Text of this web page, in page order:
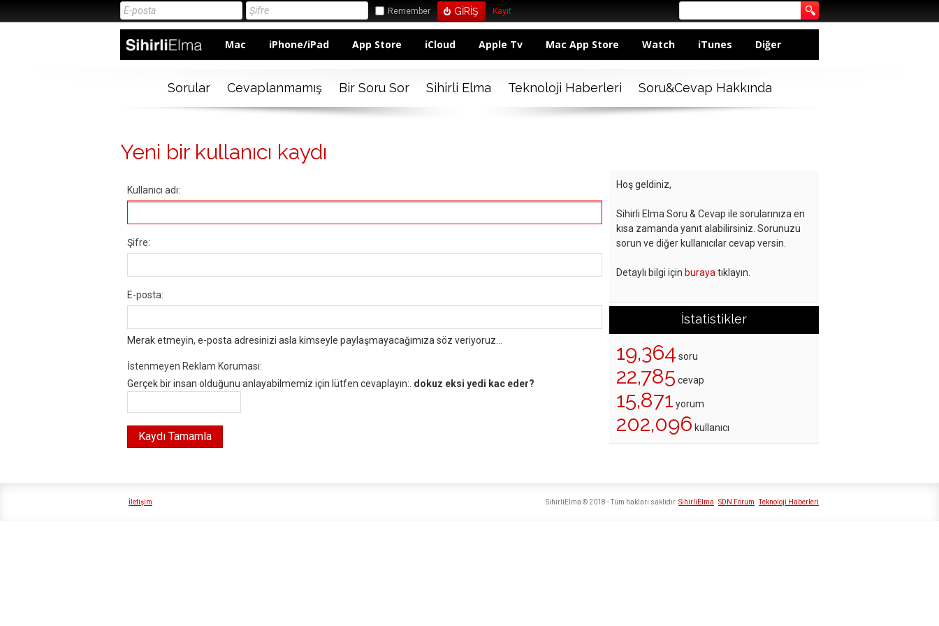
Remember Kayıt
Mac iPhone/iPad App Store iCloud Apple Tv Mac App Store Watch iTunes Diğer
Sorular Cevaplanmamış Bir Soru Sor Sihirli Elma Teknoloji Haberleri Soru&Cevap Hakkında
Yeni bir kullanıcı kaydı
Kullanıcı adı:
Şifre:
E-posta:
Merak etmeyin, e-posta adresinizi asla kimseyle paylaşmayacağımıza söz veriyoruz...
İstenmeyen Reklam Koruması:
Gerçek bir insan olduğunu anlayabilmemiz için lütfen cevaplayın:. dokuz eksi yedi kac eder?
Hoş geldiniz,
Sihirli Elma Soru & Cevap ile sorularınıza en
kısa zamanda yanıt alabilirsiniz. Sorunuzu
sorun ve diğer kullanıcılar cevap versin.
Detaylı bilgi için buraya tıklayın.
İstatistikler
19,364 soru
22,785 cevap
15,871 yorum
202,096 kullanıcı
İletişim SihirliElma SDN Forum Teknoloji Haberleri
SihirliElma © 2018 - Tüm hakları saklıdır